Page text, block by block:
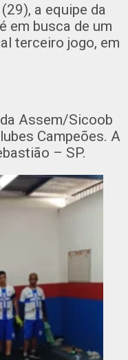
a equipe da
em busca de um
terceiro jogo, em
Assem/Sicoob
Campeões. A
– SP.